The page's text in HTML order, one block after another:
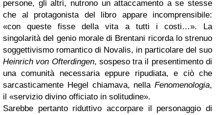
persone, gli altri, nutrono un attaccamento a se stesse
che al protagonista del libro appare incomprensibile:
«con queste fisse della vita a tutti i costi…». La
singolarità del genio morale di Brentani ricorda lo strenuo
soggettivismo romantico di Novalis, in particolare del suo
Heinrich von Ofterdingen, sospeso tra il presentimento di
una comunità necessaria eppure ripudiata, e ciò che
sarcasticamente Hegel chiamava, nella Fenomenologia,
il «servizio divino officiato in solitudine».
Sarebbe pertanto riduttivo accorpare il personaggio di